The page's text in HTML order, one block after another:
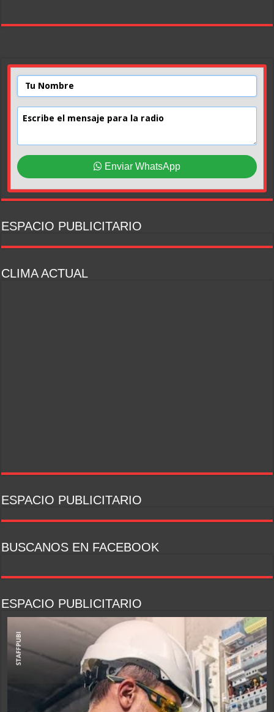
Enviar WhatsApp
ESPACIO PUBLICITARIO
CLIMA ACTUAL
ESPACIO PUBLICITARIO
BUSCANOS EN FACEBOOK
ESPACIO PUBLICITARIO